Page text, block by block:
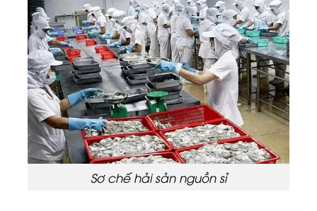
Sơ chế hải sản nguồn sỉ